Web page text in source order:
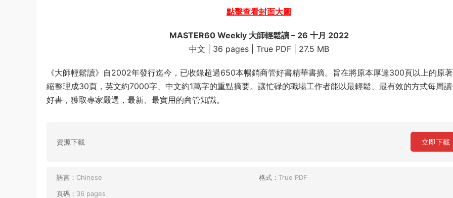
點擊查看封面大圖
MASTER60 Weekly 大師輕鬆讀 – 26 十月 2022
中文 | 36 pages | True PDF | 27.5 MB
《大師輕鬆讀》自2002年發行迄今，已收錄超過650本暢銷商管好書精華書摘。旨在將原本厚達300頁以上的原
縮整理成30頁，英文約7000字、中文約1萬字的重點摘要。讓忙碌的職場工作者能以最輕鬆、最有效的方式每周
好書，獲取專家嚴選，最新、最實用的商管知識。
資源下載 立即下載
語言： Chinese 格式： True PDF
頁碼： 36 pages